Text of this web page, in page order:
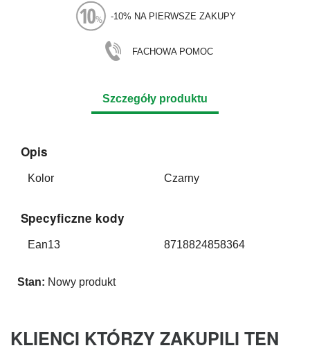
-10% NA PIERWSZE ZAKUPY
FACHOWA POMOC
Szczegóły produktu
Opis
Kolor Czarny
Specyficzne kody
Ean13 8718824858364
Stan: Nowy produkt
KLIENCI KTÓRZY ZAKUPILI TEN